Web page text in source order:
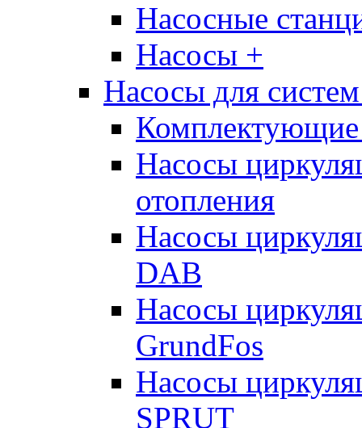
Насосные
Насосы +
Насосы для
Комплектующие
Насосы
отопления
Насосы
DAB
Насосы
GrundFos
Насосы
SPRUT